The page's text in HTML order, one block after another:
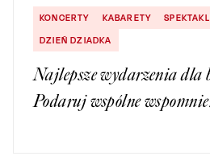
KONCERTY KABARETY
DZIEŃ DZIADKA
Najlepsze wydarzenia dla
Podaruj wspólne